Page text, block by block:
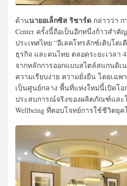
ด้านนายอเล็กซิส ริชาร์ด กล่าวว่า ก
Center ครั้งนี้ถือเป็นอีกหนึ่งก้าวสำคั
ประเทศไทย “อีเลคโทรลักซ์เติบโต
ธุรกิจ และคนไทย ตลอดระยะเวลา
จากหลักการออกแบบสไตล์สแกนดิเ
ความเรียบง่าย ความยั่งยืน โดยเฉ
เป็นศูนย์กลาง พื้นที่แห่งใหม่นี้เปิดโ
ประสบการณ์จริงของผลิตภัณฑ์และโ
Wellbeing ที่ตอบโจทย์การใช้ชีวิตยุค